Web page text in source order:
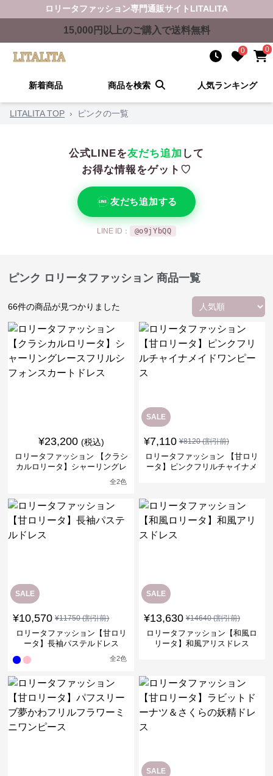
ロリータファッション専門通販サイト LITALITA
15,000 円以上のご購入で送料無料
0 0
新着商品 商品を検索 人気ランキング
LITALITA TOP › ピンクの一覧
公式LINEを友だち追加 して
お得な情報をゲット♡
友だち追加する
LINE ID： @o9jYbQQ
ピンク ロリータファッション 商品一覧
66件の商品が見つかりました
¥23,200 (税込)
ロリータファッション 【クラシ
カルロリータ】シャーリングレ
ースフリルシフォンスカートド
全2色
SALE
¥7,110 ¥8120(割引前)
ロリータファッション 【甘ロリ
ータ】ピンクフリルチャイナメ
SALE
¥10,570 ¥11750(割引前)
ロリータファッション【甘ロリ
ータ】長袖パステルドレス
全2色
SALE
¥13,630 ¥14640(割引前)
ロリータファッション【和風ロ
リータ】和風アリスドレス
SALE